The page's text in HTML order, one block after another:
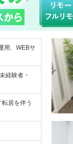
用、WEBサ
経験者・
居を伴う